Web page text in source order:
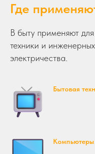
Где
В быту применяют
техники и
электричества.
Бытовая
Компьютеры